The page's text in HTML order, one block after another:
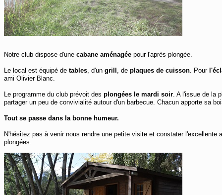
Notre club dispose d'unecabane aménagée pour l'après-plongée.
Le local est équipé detables , d'ungrill , deplaques de cuisson . Pour
ami Olivier Blanc.
Le programme du club prévoit des plongées le mardi soir . A l'issue de la
partager un peu de convivialité autour d'un barbecue. Chacun apporte sa
Tout se passe dans la bonne humeur.
N'hésitez pas à venir nous rendre une petite visite et constater l'excellente
plongées.